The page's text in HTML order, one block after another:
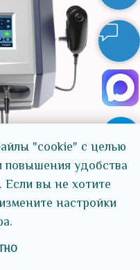
(УВТ)
"cookie" с целью
повышения удобства
Если вы не хотите
настройки